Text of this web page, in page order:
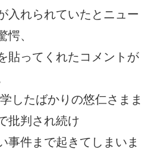
入れられていたとニュー
愕、
貼ってくれたコメントが
したばかりの悠仁さまま
批判され続け
事件まで起きてしまいま